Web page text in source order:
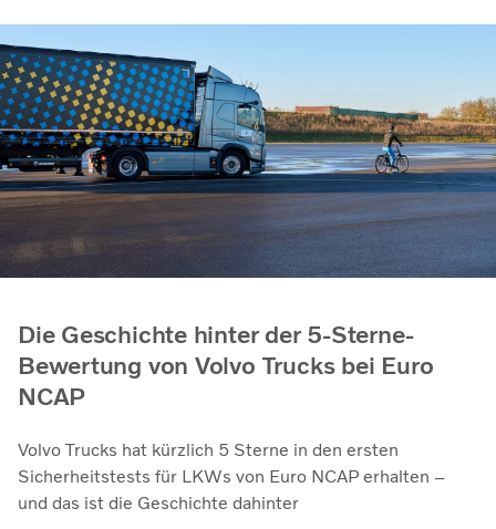
Die Geschichte hinter der 5-Sterne-
Bewertung von Volvo Trucks bei Euro
NCAP
Volvo Trucks hat kürzlich 5 Sterne in den ersten
Sicherheitstests für LKWs von Euro NCAP erhalten –
und das ist die Geschichte dahinter